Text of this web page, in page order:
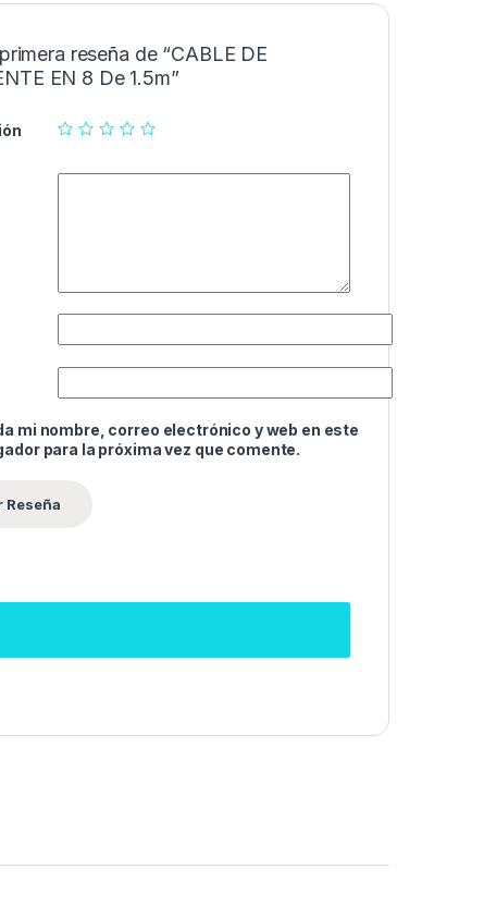
reseña de “CABLE DE
EN 8 De 1.5m”
mi nombre, correo electrónico y web en este
para la próxima vez que comente.